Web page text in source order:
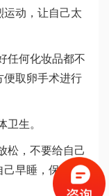
运动，让自己太
任何化妆品都不
便取卵手术进行
卫生。
松，不要给自己
己早睡，保证第